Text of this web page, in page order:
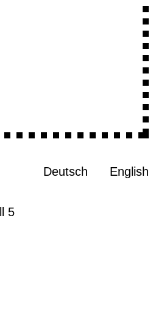
5
Deutsch English